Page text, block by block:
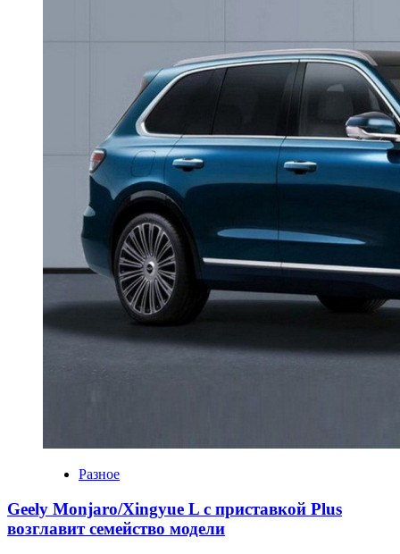
Разное
Geely Monjaro/Xingyue L с приставкой Plus
возглавит семейство модели